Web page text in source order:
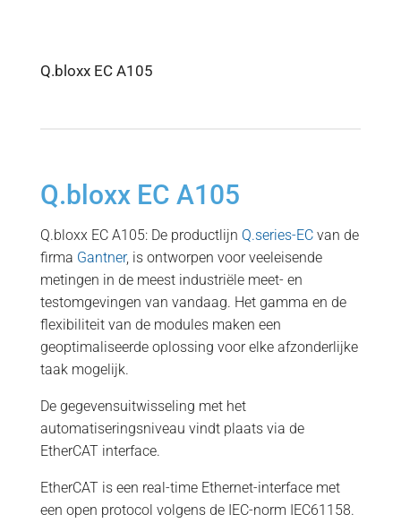
Q.bloxx EC A105
Q.bloxx EC A105
Q.bloxx EC A105: De productlijn Q.series-ECvan de
firma Gantner, is ontworpen voor veeleisende
metingen in de meest industriële meet- en
testomgevingen van vandaag. Het gamma en de
flexibiliteit van de modules maken een
geoptimaliseerde oplossing voor elke afzonderlijke
taak mogelijk.
De gegevensuitwisseling met het
automatiseringsniveau vindt plaats via de
EtherCAT interface.
EtherCAT is een real-time Ethernet-interface met
een open protocol volgens de IEC-norm IEC61158.